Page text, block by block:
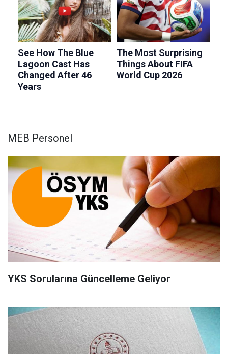
MEB Personel
YKS Sorularına Güncelleme Geliyor